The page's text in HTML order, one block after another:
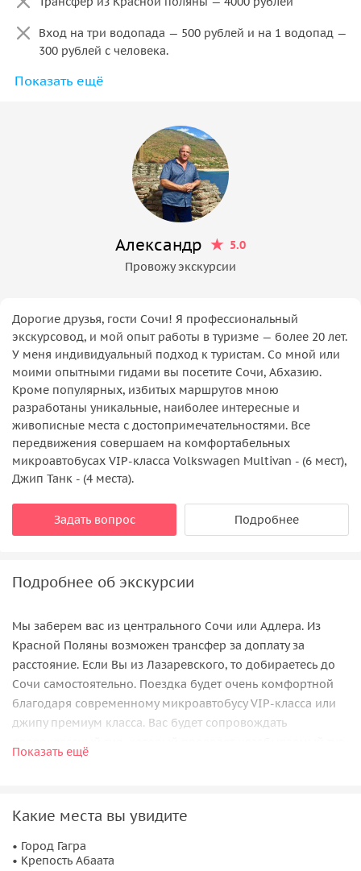
Вход на три водопада — 500 рублей и на 1 водопад —
300 рублей с человека.
Каждый дополнительный час - 3000 руб.
Показать ещё
Александр
5.0
Провожу экскурсии
Дорогие друзья, гости Сочи! Я профессиональный
экскурсовод, и мой опыт работы в туризме — более 20 лет.
У меня индивидуальный подход к туристам. Со мной или
моими опытными гидами вы посетите Сочи, Абхазию.
Кроме популярных, избитых маршрутов мною
разработаны уникальные, наиболее интересные и
живописные места с достопримечательностями. Все
передвижения совершаем на комфортабельных
микроавтобусах VIP-класса Volkswagen Multivan - (6 мест),
Джип Танк - (4 места).
Задать вопрос Подробнее
Подробнее об экскурсии
Мы заберем вас из центрального Сочи или Адлера. Из
Красной Поляны возможен трансфер за доплату за
расстояние. Если Вы из Лазаревского, то добираетесь до
Сочи самостоятельно. Поездка будет очень комфортной
благодаря современному микроавтобусу VIP-класса или
джипу премиум класса. Вас будет сопровождать
• заброшенные города Ткуарчал, Акармара и Джантуха
• гигантские водопады
Златоносец.
Показать ещё
Какие места вы увидите
• Город Гагра
• Крепость Абаата